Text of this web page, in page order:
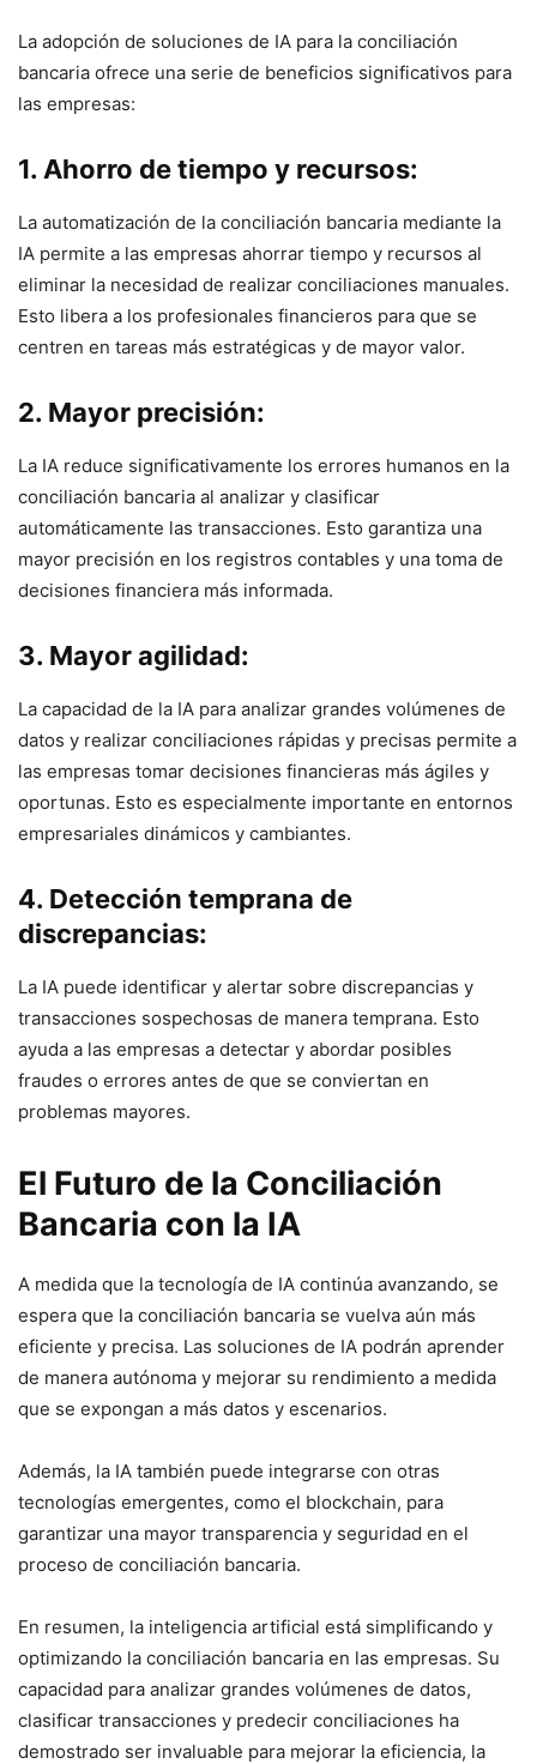
La adopción de soluciones de IA para la conciliación
bancaria ofrece una serie de beneficios significativos para
las empresas:
1. Ahorro de tiempo y recursos:
La automatización de la conciliación bancaria mediante la
IA permite a las empresas ahorrar tiempo y recursos al
eliminar la necesidad de realizar conciliaciones manuales.
Esto libera a los profesionales financieros para que se
centren en tareas más estratégicas y de mayor valor.
2. Mayor precisión:
La IA reduce significativamente los errores humanos en la
conciliación bancaria al analizar y clasificar
automáticamente las transacciones. Esto garantiza una
mayor precisión en los registros contables y una toma de
decisiones financiera más informada.
3. Mayor agilidad:
La capacidad de la IA para analizar grandes volúmenes de
datos y realizar conciliaciones rápidas y precisas permite a
las empresas tomar decisiones financieras más ágiles y
oportunas. Esto es especialmente importante en entornos
empresariales dinámicos y cambiantes.
4. Detección temprana de
discrepancias:
La IA puede identificar y alertar sobre discrepancias y
transacciones sospechosas de manera temprana. Esto
ayuda a las empresas a detectar y abordar posibles
fraudes o errores antes de que se conviertan en
problemas mayores.
El Futuro de la Conciliación
Bancaria con la IA
A medida que la tecnología de IA continúa avanzando, se
espera que la conciliación bancaria se vuelva aún más
eficiente y precisa. Las soluciones de IA podrán aprender
de manera autónoma y mejorar su rendimiento a medida
que se expongan a más datos y escenarios.
Además, la IA también puede integrarse con otras
tecnologías emergentes, como el blockchain, para
garantizar una mayor transparencia y seguridad en el
proceso de conciliación bancaria.
En resumen, la inteligencia artificial está simplificando y
optimizando la conciliación bancaria en las empresas. Su
capacidad para analizar grandes volúmenes de datos,
clasificar transacciones y predecir conciliaciones ha
demostrado ser invaluable para mejorar la eficiencia, la